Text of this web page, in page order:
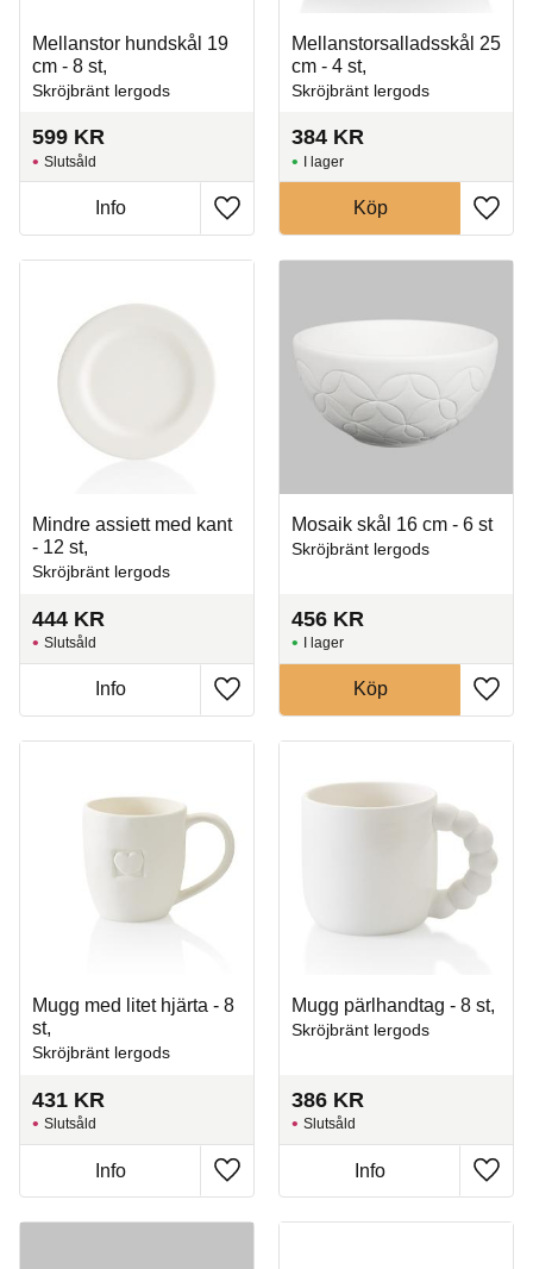
Mellanstor hundskål 19
cm - 8 st,
Skröjbränt lergods
599 KR
Lägg till i favoriter
Slutsåld
Info
Mellanstorsalladsskål 25
cm - 4 st,
Skröjbränt lergods
384 KR
Lägg
I lager
Köp
Mindre assiett med kant
- 12 st,
Skröjbränt lergods
444 KR
Lägg till i favoriter
Slutsåld
Info
Mosaik skål 16 cm - 6 st
Skröjbränt lergods
456 KR
Lägg
I lager
Köp
Mugg med litet hjärta - 8
st,
Skröjbränt lergods
431 KR
Lägg till i favoriter
Slutsåld
Info
Mugg pärlhandtag - 8 st,
Skröjbränt lergods
386 KR
Lägg
Slutsåld
Info